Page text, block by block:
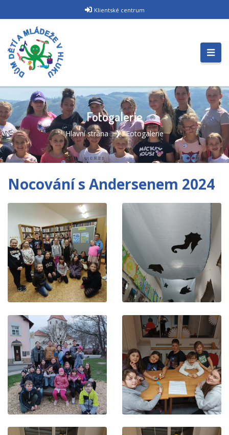
Klientské centrum
Fotogalerie
Hlavní strana Fotogalerie
Nocování s Andersenem 2024